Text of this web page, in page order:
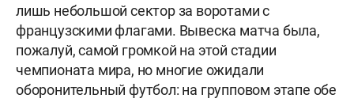
лишь небольшой сектор за воротами с
французскими флагами. Вывеска матча была,
пожалуй, самой громкой на этой стадии
чемпионата мира, но многие ожидали
оборонительный футбол: на групповом этапе обе